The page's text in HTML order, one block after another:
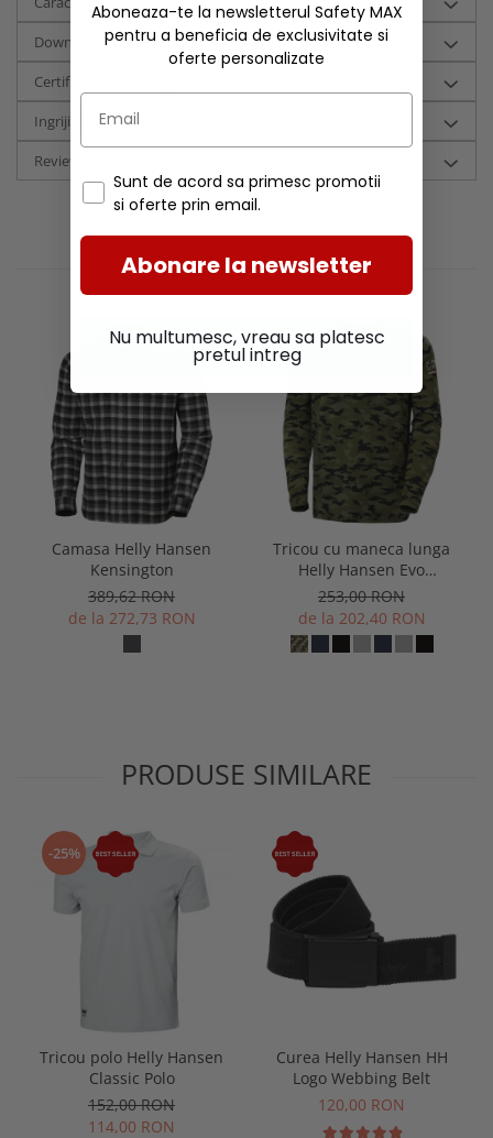
Download (4)
Certificari si tehnologii
Ingrijire
Review-uri
RECOMANDARI
Camasa Helly Hansen
Kensington
389,62 RON
de la 272,73 RON
Tricou cu maneca lunga
Helly Hansen Evo
Longsleeve
253,00 RON
de la 202,40 RON
PRODUSE SIMILARE
-25%
Tricou polo Helly Hansen
Classic Polo
152,00 RON
114,00 RON
Curea Helly Hansen HH
Logo Webbing Belt
120,00 RON
Aboneaza-te la newsletterul Safety MAX
pentru a beneficia de exclusivitate si
oferte personalizate
Sunt de acord sa primesc promotii
si oferte prin email.
Abonare la newsletter
Nu multumesc, vreau sa platesc
pretul intreg